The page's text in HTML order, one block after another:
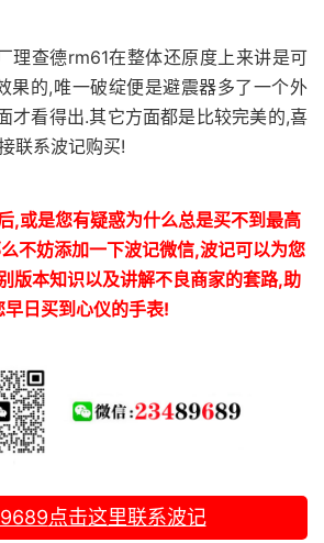
理查德rm61在整体还原度上来讲是可
果的,唯一破绽便是避震器多了一个外
才看得出.其它方面都是比较完美的,喜
联系波记购买!
,或是您有疑惑为什么总是买不到最高
不妨添加一下波记微信,波记可以为您
版本知识以及讲解不良商家的套路,助
早日买到心仪的手表!
点击这里联系波记